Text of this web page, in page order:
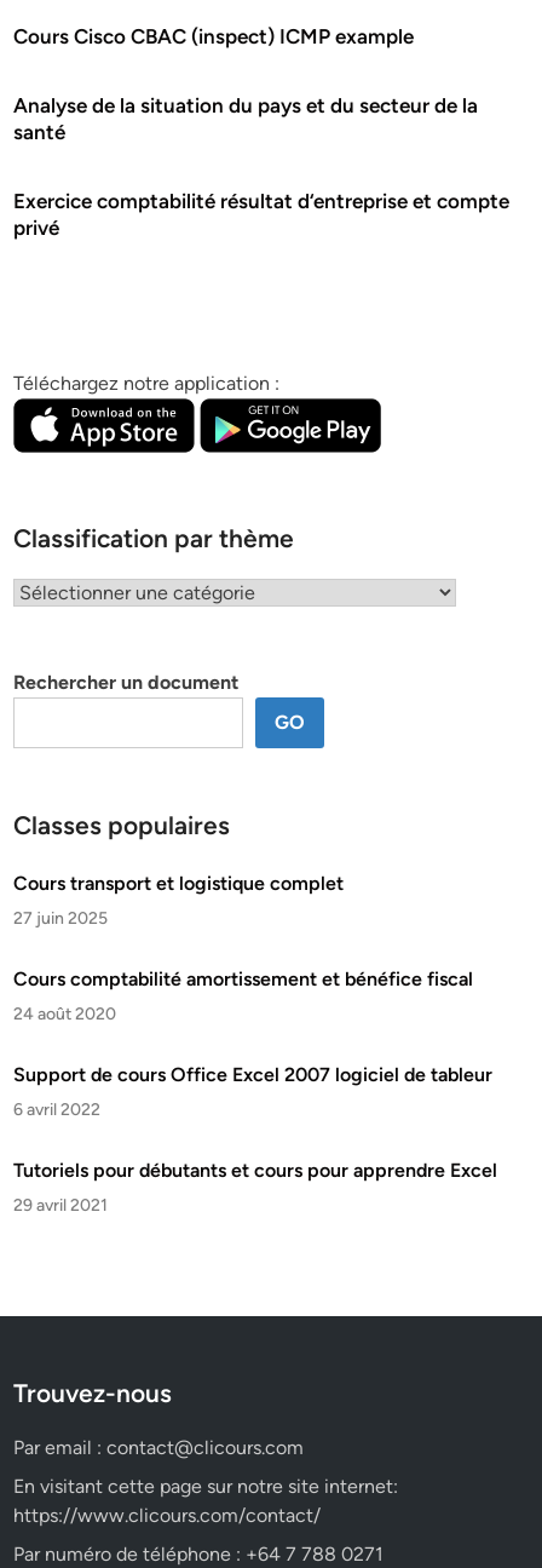
Cours Cisco CBAC (inspect) ICMP example
Analyse de la situation du pays et du secteur de la
santé
Exercice comptabilité résultat d‘entreprise et compte
privé
Téléchargez notre application :
Classification par thème
Classification
Rechercher un document
GO
Classes populaires
Cours transport et logistique complet
27 juin 2025
Cours comptabilité amortissement et bénéfice fiscal
24 août 2020
Support de cours Office Excel 2007 logiciel de tableur
6 avril 2022
Tutoriels pour débutants et cours pour apprendre Excel
29 avril 2021
Trouvez-nous
Par email :contact@clicours.com
En visitant cette page sur notre site internet:
https://www.clicours.com/contact/
Par numéro de téléphone : +64 7 788 0271